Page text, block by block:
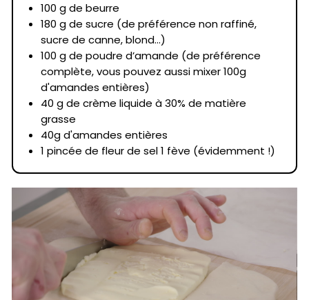
100 g de beurre
180 g de sucre (de préférence non raffiné,
sucre de canne, blond...)
100 g de poudre d’amande (de préférence
complète, vous pouvez aussi mixer 100g
d'amandes entières)
40 g de crème liquide à 30% de matière
grasse
40g d'amandes entières
1 pincée de fleur de sel 1 fève (évidemment !)